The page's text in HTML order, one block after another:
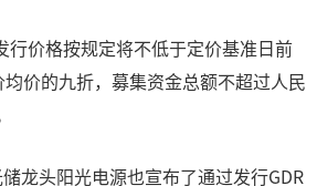
行价格按规定将不低于定价基准日前
价的九折，募集资金总额不超过人民
龙头阳光电源也宣布了通过发行GDR